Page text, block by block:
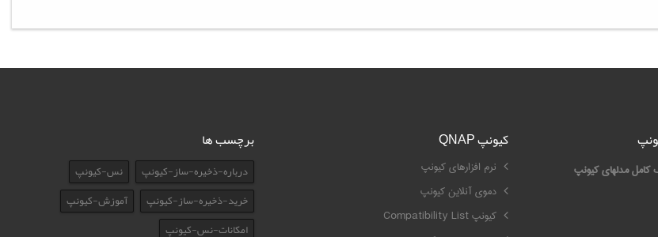
کامل مدلهای کیونپ
کیونپ QNAP
نرم افزارهای کیونپ
دموی آنلاین کیونپ
کیونپ Compatibility List
برچسب ها
درباره-ذخیره-ساز-کیونپ
نس-کیونپ
خرید-ذخیره-ساز-کیونپ
آموزش-کیونپ
امکانات-نس-کیونپ